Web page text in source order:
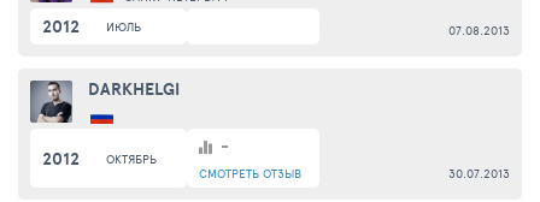
2012 ИЮЛЬ 07.08.2013
DARKHELGI
2012 ОКТЯБРЬ -
СМОТРЕТЬ ОТЗЫВ 30.07.2013